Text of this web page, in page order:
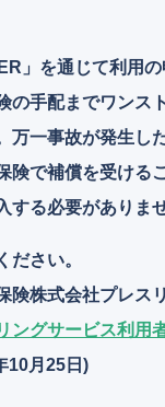
」を通じて利用
の手配までワンス
万一事故が発生し
険で補償を受ける
する必要がありませ
ださい。
険株式会社プレス
ングサービス利用
10月25日)